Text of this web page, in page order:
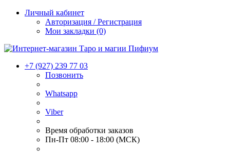
Личный кабинет
Авторизация / Регистрация
Мои закладки (0)
+7 (927) 239 77 03
Позвонить
Whatsapp
Viber
Время обработки заказов
Пн-Пт 08:00 - 18:00 (МСК)